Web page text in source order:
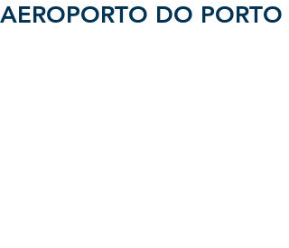
AEROPORTO DO PORTO